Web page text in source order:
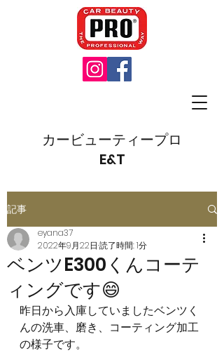
カービューティープロ
E&T
記事
ベンツE300くんコーテ
ィングです😄
eyana37
2022年9月22日 読了時間: 1分
昨日から入庫していましたベンツく
んの洗車、磨き、コーティング加工
の様子です。